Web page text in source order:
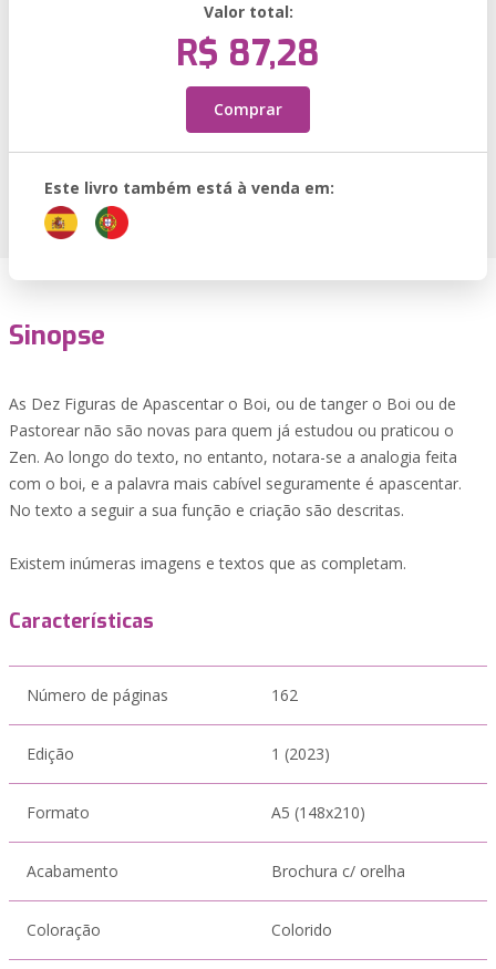
Valor total:
R$ 87,28
Comprar
Este livro também está à venda em:
Sinopse
As Dez Figuras de Apascentar o Boi, ou de tanger o Boi ou de
Pastorear não são novas para quem já estudou ou praticou o
Zen. Ao longo do texto, no entanto, notara-se a analogia feita
com o boi, e a palavra mais cabível seguramente é apascentar.
No texto a seguir a sua função e criação são descritas.
Existem inúmeras imagens e textos que as completam.
Características
Número de páginas 162
Edição 1 (2023)
Formato A5 (148x210)
Acabamento Brochura c/ orelha
Coloração Colorido